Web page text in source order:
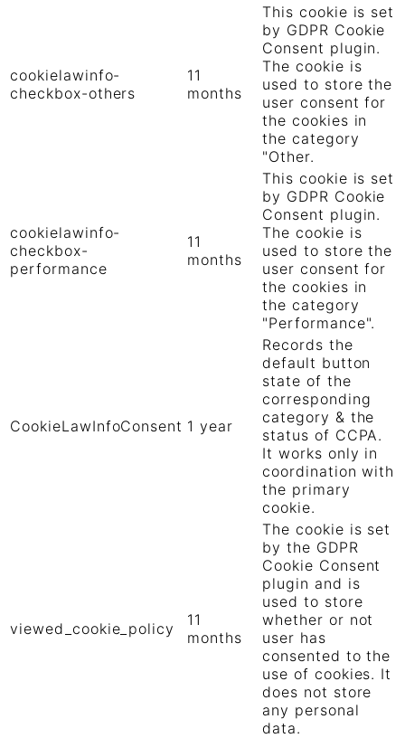
cookielawinfo-
checkbox-others
11
months
This cookie is set
by GDPR Cookie
Consent plugin.
The cookie is
used to store the
user consent for
the cookies in
the category
"Other.
cookielawinfo-
checkbox-
performance
11
months
This cookie is set
by GDPR Cookie
Consent plugin.
The cookie is
used to store the
user consent for
the cookies in
the category
"Performance".
CookieLawInfoConsent 1 year
Records the
default button
state of the
corresponding
category & the
status of CCPA.
It works only in
coordination with
the primary
cookie.
viewed_cookie_policy
11
months
The cookie is set
by the GDPR
Cookie Consent
plugin and is
used to store
whether or not
user has
consented to the
use of cookies. It
does not store
any personal
data.